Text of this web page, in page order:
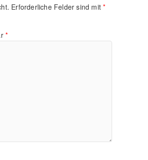
Erforderliche Felder sind mit*
*